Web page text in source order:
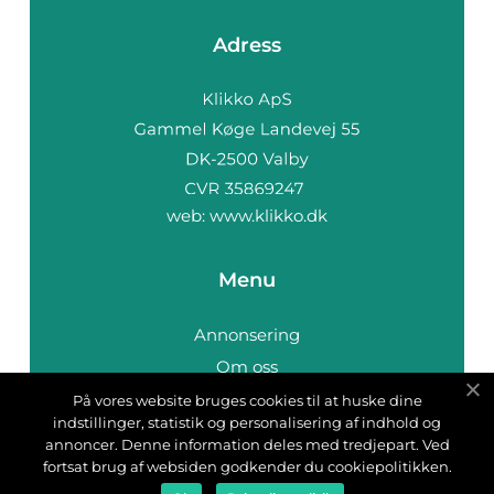
Adress
web: www.klikko.dk
Menu
Annonsering
Om oss
Cookies
Kontakta oss
Sitemap
På vores website bruges cookies til at huske dine
indstillinger, statistik og personalisering af indhold og
annoncer. Denne information deles med tredjepart. Ved
fortsat brug af websiden godkender du cookiepolitikken.